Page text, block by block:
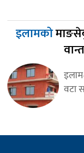
इलामको
वटा